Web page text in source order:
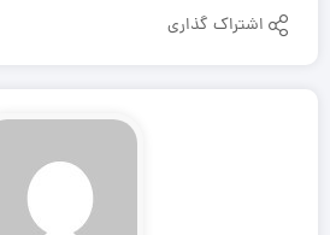
اشتراک گذاری